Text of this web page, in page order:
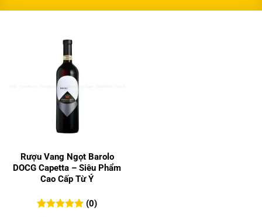
Rượu Vang Ngọt Barolo
DOCG Capetta – Siêu Phẩm
Cao Cấp Từ Ý
(0)